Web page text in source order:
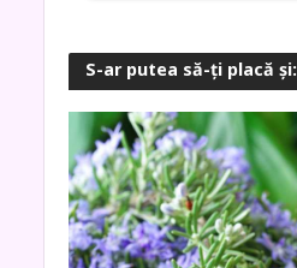
S-ar putea să-ţi placă şi: